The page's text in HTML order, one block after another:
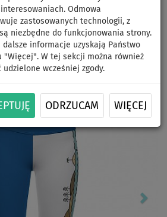
Odmowa
zastosowanych technologii, z
niezbędne do funkcjonowania strony.
informacje uzyskają Państwo
"Więcej". W tej sekcji można również
wcześniej zgody.
ODRZUCAM WIĘCEJ
- rozmiar: 36